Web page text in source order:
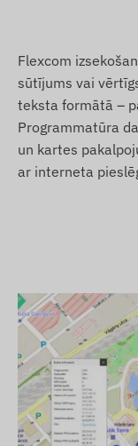
Iekšējā,
Brīdinājumi
Kustības
Vilkšanas
TELTONIKA
Savienojuma
Lietošanas
Lietošanas
Flexcom
sūtījums vai
teksta formātā –
Programmatūra
un kartes
ar interneta